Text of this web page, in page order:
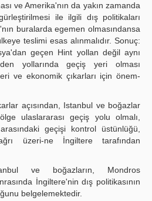
ve Amerika'nın da yakın zamanda
ile ilgili dış politikaları
buralarda egemen olmasındansa
teslimi esas alınmalıdır. Sonuç:
geçen Hint yollan değil aynı
yollarında geçiş yeri olması
ve ekonomik çıkarları için önem-
açısından, Istanbul ve boğazlar
ulaslararası geçiş yolu olmalı,
geçişi kontrol üstünlüğü,
üzeri-ne İngiltere tarafından
ve boğazların, Mondros
İngiltere'nin dış politikasının
belgelemektedir.